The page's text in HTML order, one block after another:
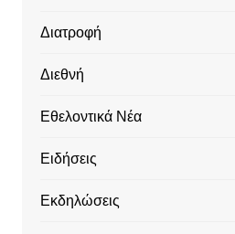
Διατροφή
Διεθνή
Εθελοντικά Νέα
Ειδήσεις
Εκδηλώσεις